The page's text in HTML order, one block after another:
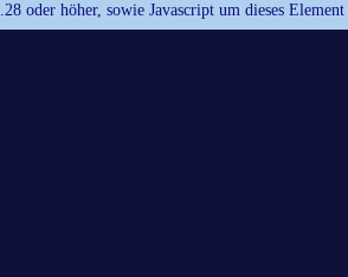
oder höher, sowie Javascript um dieses Element